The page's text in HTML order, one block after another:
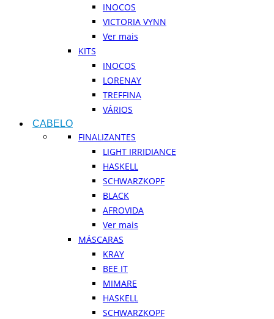
INOCOS
VICTORIA VYNN
Ver mais
KITS
INOCOS
LORENAY
TREFFINA
VÁRIOS
CABELO
FINALIZANTES
LIGHT IRRIDIANCE
HASKELL
SCHWARZKOPF
BLACK
AFROVIDA
Ver mais
MÁSCARAS
KRAY
BEE IT
MIMARE
HASKELL
SCHWARZKOPF